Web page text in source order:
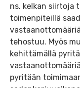
ns. kelkan siirtoja
toimenpiteillä
tehostuu. Myös
kehittämällä
pyritään